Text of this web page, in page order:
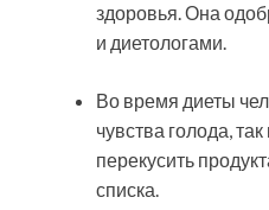
здоровья. Она
и диетологами.
Во время диеты
чувства голода,
перекусить
списка.